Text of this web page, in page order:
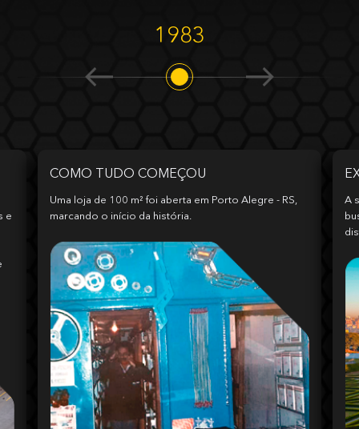
1983
e
COMO TUDO COMEÇOU
Uma loja de 100 m² foi aberta em Porto Alegre - RS,
marcando o início da história.
A